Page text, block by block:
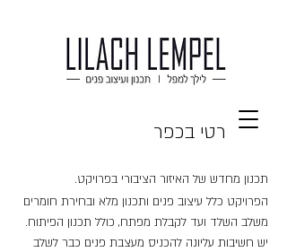
בית פרטי בכפר
תכנון מחדש של האיזור הציבורי בפרויקט.
הפרויקט כלל עיצוב פנים ותכנון מלא ובחירת חומרים
משלב השלד ועד לקבלת מפתח, כולל תכנון הפיתוח.
יש חשיבות עליונה להכניס מעצבת פנים כבר לשלב